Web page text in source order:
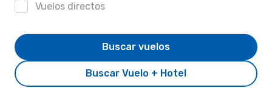
Vuelos directos
Buscar Vuelo + Hotel
Buscar vuelos